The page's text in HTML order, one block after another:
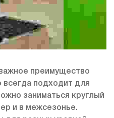
преимущество
всегда подходит для
заниматься круглый
и в межсезонье.